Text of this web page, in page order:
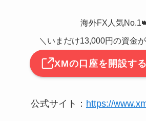
海外FX人気
＼いまだけ13,000円の資金
XMの口座を開設する
公式サイト： https://